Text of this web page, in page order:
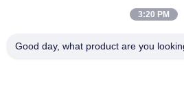
Visite D'usine
3:20 PM
Good day, what product are you